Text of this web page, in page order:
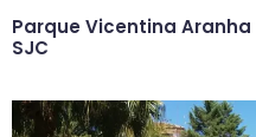
Parque Vicentina
SJC